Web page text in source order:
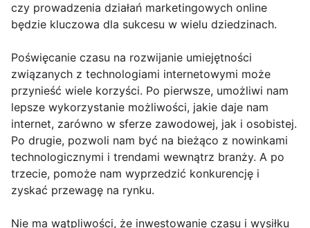
czy prowadzenia działań marketingowych online
będzie kluczowa dla sukcesu w wielu dziedzinach.
Poświęcanie czasu na rozwijanie umiejętności
związanych z technologiami internetowymi może
przynieść wiele korzyści. Po pierwsze, umożliwi nam
lepsze wykorzystanie możliwości, jakie daje nam
internet, zarówno w sferze zawodowej, jak i osobistej.
Po drugie, pozwoli nam być na bieżąco z nowinkami
technologicznymi i trendami wewnątrz branży. A po
trzecie, pomoże nam wyprzedzić konkurencję i
zyskać przewagę na rynku.
Nie ma wątpliwości, że inwestowanie czasu i wysiłku